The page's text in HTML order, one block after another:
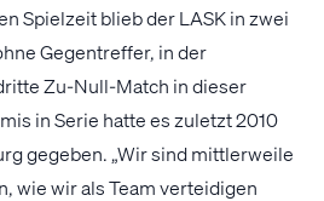
Spielzeit blieb der LASK in zwei
Gegentreffer, in der
Zu-Null-Match in dieser
in Serie hatte es zuletzt 2010
gegeben. „Wir sind mittlerweile
wie wir als Team verteidigen